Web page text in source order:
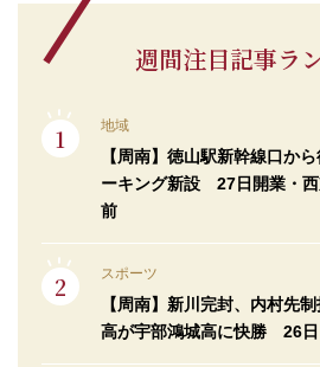
週間注目記事ラ
地域
【周南】徳山駅新幹線口か
ーキング新設 27日開業・
前
スポーツ
【周南】新川完封、内村先
高が宇部鴻城高に快勝 26日